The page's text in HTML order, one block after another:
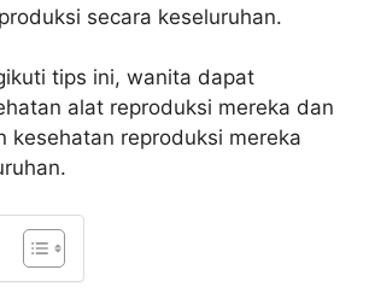
secara keseluruhan.
tips ini, wanita dapat
alat reproduksi mereka dan
kesehatan reproduksi mereka